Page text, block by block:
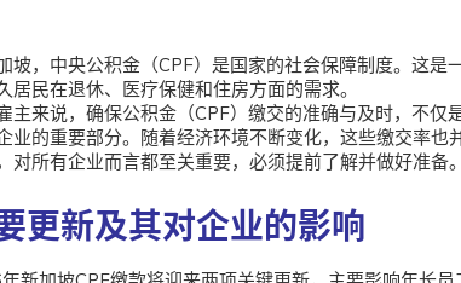
坡，中央公积金（CPF）是国家的社会保障制度。这是
居民在退休、医疗保健和住房方面的需求。
主来说，确保公积金（CPF）缴交的准确与及时，不仅
业的重要部分。随着经济环境不断变化，这些缴交率
对所有企业而言都至关重要，必须提前了解并做好准备。
更新及其对企业的影响